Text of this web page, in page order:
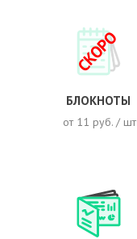
от 11 руб. / шт
БЛОКНОТЫ
СКОРО